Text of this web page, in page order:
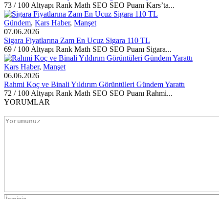
73 / 100 Altyapı Rank Math SEO SEO Puanı Kars’ta...
Gündem, Kars Haber, Manşet
07.06.2026
Sigara Fiyatlarına Zam En Ucuz Sigara 110 TL
69 / 100 Altyapı Rank Math SEO SEO Puanı Sigara...
Kars Haber, Manşet
06.06.2026
Rahmi Koç ve Binali Yıldırım Görüntüleri Gündem Yarattı
72 / 100 Altyapı Rank Math SEO SEO Puanı Rahmi...
YORUMLAR